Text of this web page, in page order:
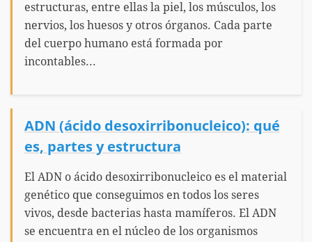
estructuras, entre ellas la piel, los músculos, los
nervios, los huesos y otros órganos. Cada parte
del cuerpo humano está formada por
incontables...
ADN (ácido desoxirribonucleico): qué
es, partes y estructura
El ADN o ácido desoxirribonucleico es el material
genético que conseguimos en todos los seres
vivos, desde bacterias hasta mamíferos. El ADN
se encuentra en el núcleo de los organismos